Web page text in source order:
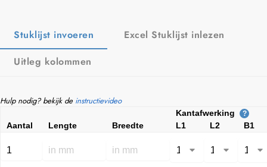
Stuklijst invoeren
Excel Stuklijst inlezen
Uitleg kolommen
Hulp nodig? bekijk de instructievideo
Kantafwerking ?
Aantal Lengte Breedte L1 L2 B1